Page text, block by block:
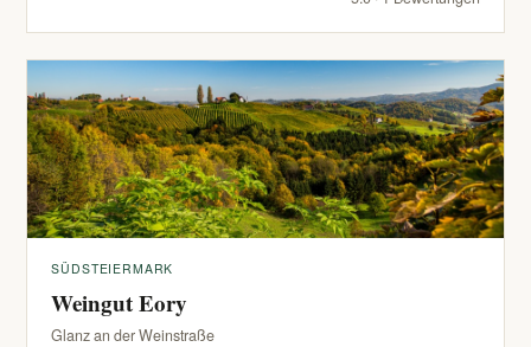
SÜDSTEIERMARK
Weingut Eory
Glanz an der Weinstraße